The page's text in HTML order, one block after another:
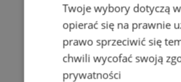
Twoje wybory dotyczą
opierać się na prawnie
prawo sprzeciwić się
chwili wycofać swoją
prywatności